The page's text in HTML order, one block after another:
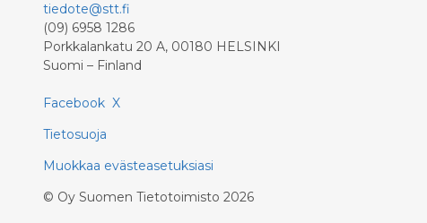
tiedote@stt.fi
(09) 6958 1286
Porkkalankatu 20 A, 00180 HELSINKI
Suomi – Finland
Facebook X
Tietosuoja
Muokkaa evästeasetuksiasi
© Oy Suomen Tietotoimisto 2026